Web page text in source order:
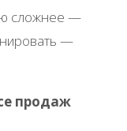
сложнее —
—
продаж